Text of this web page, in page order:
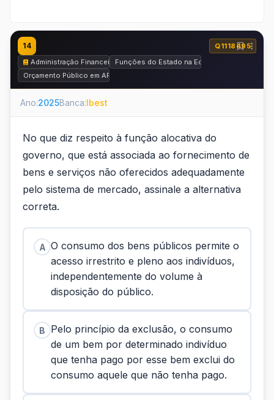
14
Q1118495
Administração Financeira e Orçamentária - AFO
Funções do Estado na Economia
Orçamento Público em AFO
Ano:2025Banca:Ibest
No que diz respeito à função alocativa do
governo, que está associada ao fornecimento de
bens e serviços não oferecidos adequadamente
pelo sistema de mercado, assinale a alternativa
correta.
A O consumo dos bens públicos permite o
acesso irrestrito e pleno aos indivíduos,
independentemente do volume à
disposição do público.
B
Pelo princípio da exclusão, o consumo
de um bem por determinado indivíduo
que tenha pago por esse bem exclui do
consumo aquele que não tenha pago.